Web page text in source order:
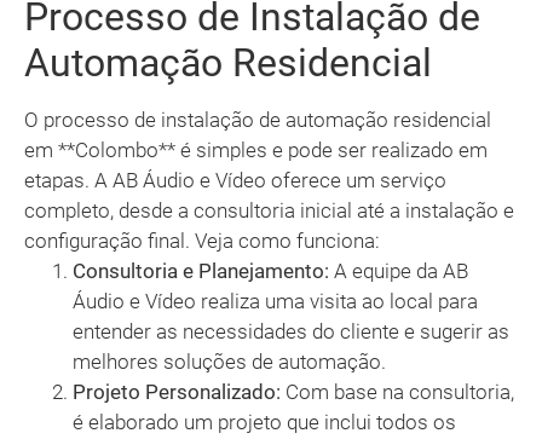
Processo de Instalação de
Automação Residencial
O processo de instalação de automação residencial
em **Colombo** é simples e pode ser realizado em
etapas. A AB Áudio e Vídeo oferece um serviço
completo, desde a consultoria inicial até a instalação e
configuração final. Veja como funciona:
Consultoria e Planejamento: A equipe da AB
Áudio e Vídeo realiza uma visita ao local para
entender as necessidades do cliente e sugerir as
melhores soluções de automação.
Projeto Personalizado: Com base na consultoria,
é elaborado um projeto que inclui todos os